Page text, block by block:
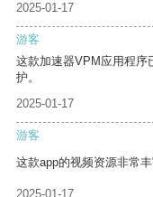
2025-01-17
游客
这款加速器VPM应用程序
护。
2025-01-17
游客
这款app的视频资源非常
2025-01-17